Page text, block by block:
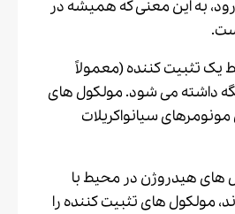
به این معنی که همیشه در
یک تثبیت کننده (معمولاً
داشته می شود. مولکول های
مونومرهای سیانواکریلات
های هیدروژن در محیط با
مولکول های تثبیت کننده را